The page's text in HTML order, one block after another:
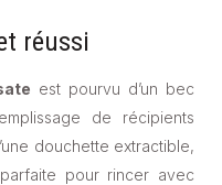
réussi
est pourvu d’un bec
de récipients
douchette extractible,
pour rincer avec